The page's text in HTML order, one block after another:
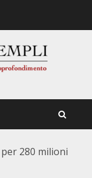
280 milioni